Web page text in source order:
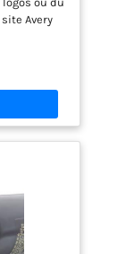
Avery
vos
90 x 120
des
-
d’encre.
vous.